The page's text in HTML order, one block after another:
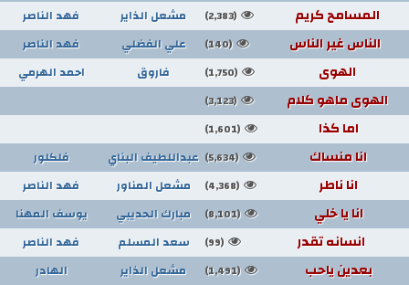
المسامح كريم (2,383) مشعل الذاير فهد الناصر
الناس غير الناس (140) علي الفضلي فهد الناصر
الهوى (1,750) فاروق احمد الهرمي
الهوى ماهو كلام (3,123)
اما كذا (1,601)
انا منساك (5,634) عبداللطيف البناي فلكلور
انا ناطر (4,368) مشعل المناور فهد الناصر
انا يا خلي (8,101) مبارك الحديبي يوسف المهنا
انسانه تقدر (99) سعد المسلم فهد الناصر
بعدين ياحب (1,491) مشعل الذاير الهادر